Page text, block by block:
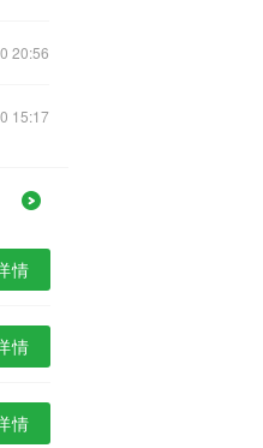
20:56
15:17
情
情
情